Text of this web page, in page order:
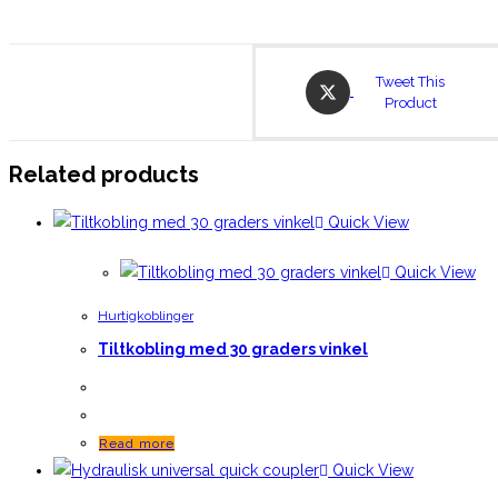
Opens
in
Tweet This
Product
Related products
Quick View
Quick View
Hurtigkoblinger
Tiltkobling med 30 graders vinkel
Read more
Quick View